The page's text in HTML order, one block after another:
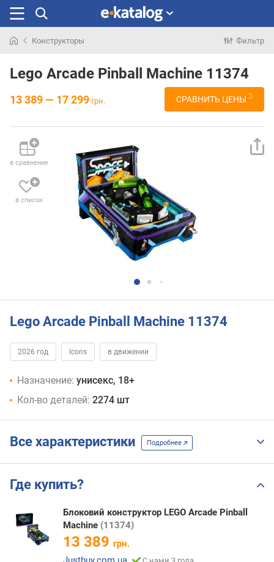
раньше
Конструкторы Фильтр
Lego Arcade Pinball Machine 11374
13 389 — 17 299 грн. СРАВНИТЬ ЦЕНЫ 3
в сравнение
в список
Lego Arcade Pinball Machine 11374
2026 год Icons в движении
Назначение: унисекс, 18+
Кол-во деталей: 2274 шт
Все характеристики Подробнее
Где купить?
Блоковий конструктор LEGO Arcade Pinball
Machine (11374)
13 389 грн.